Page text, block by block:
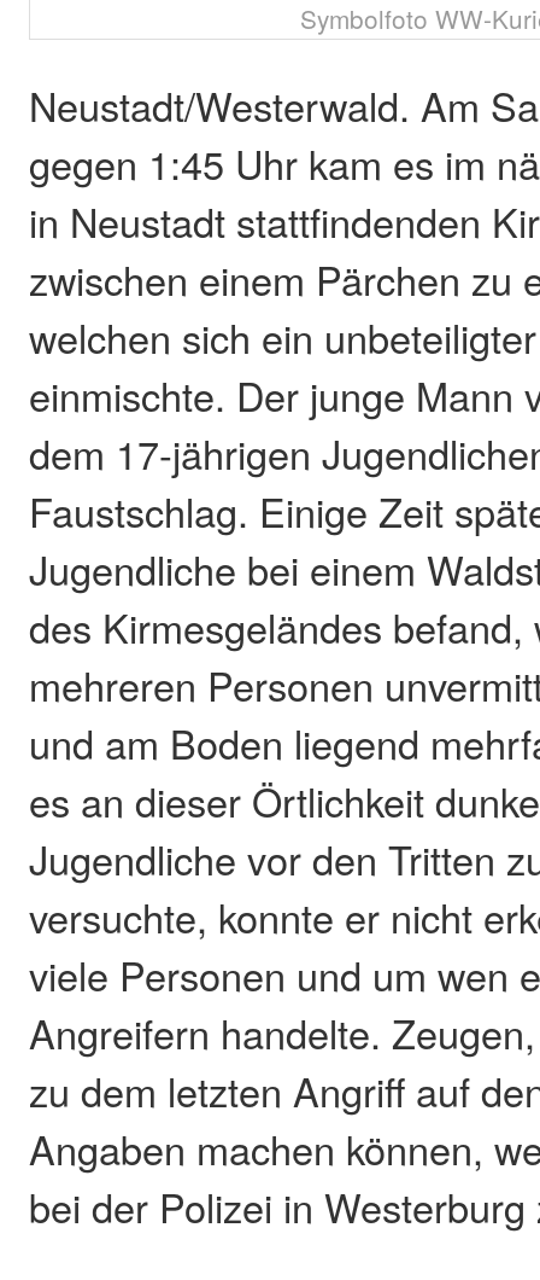
Symbolfoto WW-
Neustadt/Westerwald. Am
gegen 1:45 Uhr kam es im
in Neustadt stattfindenden
zwischen einem Pärchen zu
welchen sich ein
einmischte. Der junge Mann
dem 17-jährigen
Faustschlag. Einige Zeit
Jugendliche bei einem
des Kirmesgeländes befand,
mehreren Personen
und am Boden liegend
es an dieser Örtlichkeit
Jugendliche vor den Tritten
versuchte, konnte er nicht
viele Personen und um wen
Angreifern handelte.
zu dem letzten Angriff auf
Angaben machen können,
bei der Polizei in